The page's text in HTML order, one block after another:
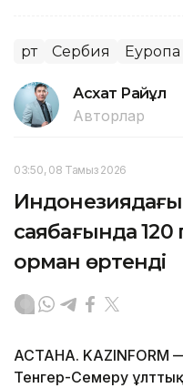
Өрт Сербия Еуропа
Асхат Райқұл
Авторлар
03:50, 08 Тамыз 2026
саябағында 120
орман өртенді
АСТАНА. KAZINFORM
Тенгер-Семеру